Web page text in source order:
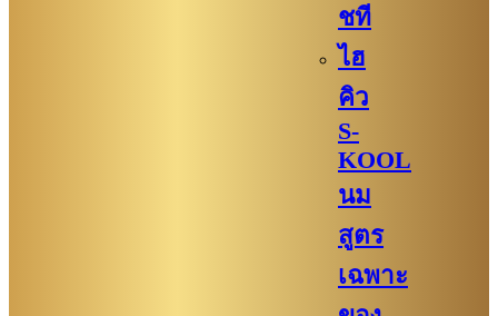
ชที
ไฮ
คิว
S-
KOOL
นม
สูตร
เฉพาะ